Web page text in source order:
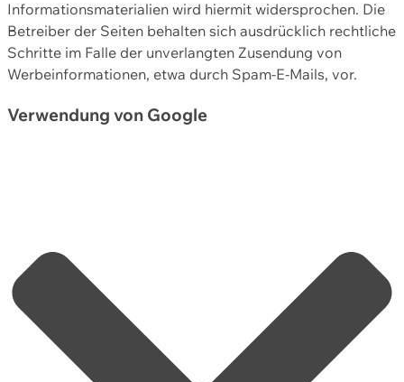
Informationsmaterialien wird hiermit widersprochen. Die
Betreiber der Seiten behalten sich ausdrücklich rechtliche
Schritte im Falle der unverlangten Zusendung von
Werbeinformationen, etwa durch Spam-E-Mails, vor.
Verwendung von Google